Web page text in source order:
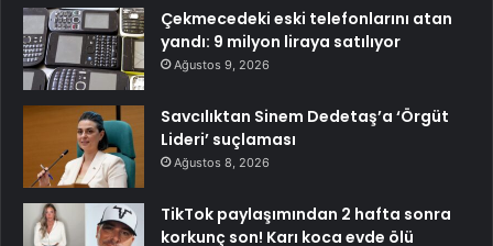
Çekmecedeki eski telefonlarını atan
yandı: 9 milyon liraya satılıyor
Ağustos 9, 2026
Savcılıktan Sinem Dedetaş’a ‘Örgüt
Lideri’ suçlaması
Ağustos 8, 2026
TikTok paylaşımından 2 hafta sonra
korkunç son! Karı koca evde ölü